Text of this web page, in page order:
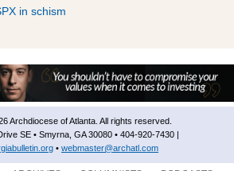
in schism
Archdiocese of Atlanta. All rights reserved.
SE • Smyrna, GA 30080 • 404-920-7430 |
• webmaster@archatl.com